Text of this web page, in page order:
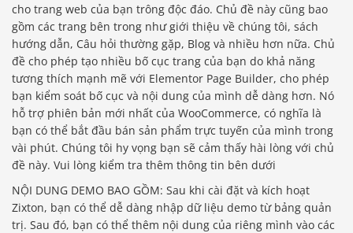
cho trang web của bạn trông độc đáo. Chủ đề này cũng bao
gồm các trang bên trong như giới thiệu về chúng tôi, sách
hướng dẫn, Câu hỏi thường gặp, Blog và nhiều hơn nữa. Chủ
đề cho phép tạo nhiều bố cục trang của bạn do khả năng
tương thích mạnh mẽ với Elementor Page Builder, cho phép
bạn kiểm soát bố cục và nội dung của mình dễ dàng hơn. Nó
hỗ trợ phiên bản mới nhất của WooCommerce, có nghĩa là
bạn có thể bắt đầu bán sản phẩm trực tuyến của mình trong
vài phút. Chúng tôi hy vọng bạn sẽ cảm thấy hài lòng với chủ
đề này. Vui lòng kiểm tra thêm thông tin bên dưới
NỘI DUNG DEMO BAO GỒM: Sau khi cài đặt và kích hoạt
Zixton, bạn có thể dễ dàng nhập dữ liệu demo từ bảng quản
trị. Sau đó, bạn có thể thêm nội dung của riêng mình vào các